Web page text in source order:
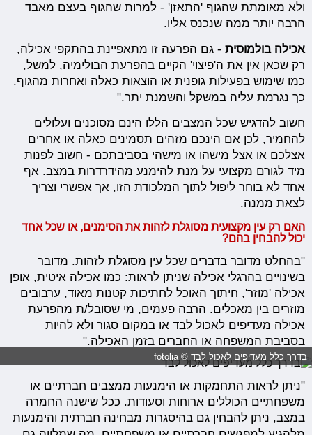
ולא מאומתת שהגוף 'התאזן' - למרות שהגוף בעצם מאבד
הרבה יותר ממה שנכנס אליו.
אכילה בולמוסית - גם הפרעה זו מתאפיינת בהתקפי אכילה,
רק שכאן אין את ה'פיצוי' הקיים בהפרעת הבולימיה, למשל,
כמו שימוש בפעילות גופנית או הוצאות כאלה ואחרות מהגוף.
כך נגרמת עליה במשקל והשמנת יתר."
חשוב להדגיש שכל המצבים הללו הינם מסוכנים ועלולים
להחמיר, לכן אם הינכם מזהים תסמינים כאלה או אחרים
אצלכם או אצל מישהו או מישהי בסביבתכם - חשוב לפנות
מיד לגורם מקצועי על מנת להימנע מהידרדרות במצב. אף
אחד לא בוחר ליפול לתוך המלכודת הזו, אך אפשרי וצריך
לצאת ממנה.
האם רק עין מקצועית מסוגלת לזהות את הסימנים, או שכל אחד
יכול להבחין בהם?
"בהחלט מדובר בדברים שכל עין מסוגלת לזהות. מדובר
בשינויים בהרגלי אכילה שניתן לראות: כמו אכילה איטית, אופן
אכילה 'מוזר', חיתוך האוכל לחתיכות קטנות מאוד, ערבובים
מוזרים בין מאכלים. הרבה פעמים, מי שסובל/ת מהפרעת
אכילה מעדיפים לאכול לבד או במקום סגור ולא להיות
בסביבת המשפחה או החברים בזמן האכילה."
בדרך כלל מעדיפים לאכול לבד © fotolia
"ניתן לראות התחמקות או הימנעות ממצבים חברתיים או
משפחתיים הכוללים ארוחות וסעודות. ככל שישנה החמרה
במצב, ניתן להבחין גם בהיסגרות מבחינה חברתית והימנעות